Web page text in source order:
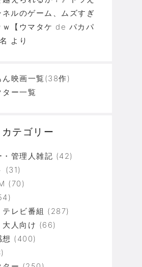
ネルのゲーム、ムズすぎ
ｗ【ウマタケ de パカパ
より
ん映画一覧(38作)
ター一覧
カテゴリー
・管理人雑記 (42)
(31)
(70)
レビ番組 (287)
大人向け (66)
(400)